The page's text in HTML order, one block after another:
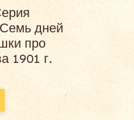
дней
про
1901 г.